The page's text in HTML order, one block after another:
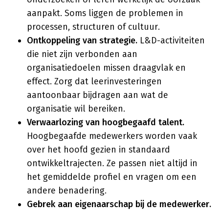
aanpakt. Soms liggen de problemen in
processen, structuren of cultuur.
Ontkoppeling van strategie. L&D-activiteiten
die niet zijn verbonden aan
organisatiedoelen missen draagvlak en
effect. Zorg dat leerinvesteringen
aantoonbaar bijdragen aan wat de
organisatie wil bereiken.
Verwaarlozing van hoogbegaafd talent.
Hoogbegaafde medewerkers worden vaak
over het hoofd gezien in standaard
ontwikkeltrajecten. Ze passen niet altijd in
het gemiddelde profiel en vragen om een
andere benadering.
Gebrek aan eigenaarschap bij de medewerker.